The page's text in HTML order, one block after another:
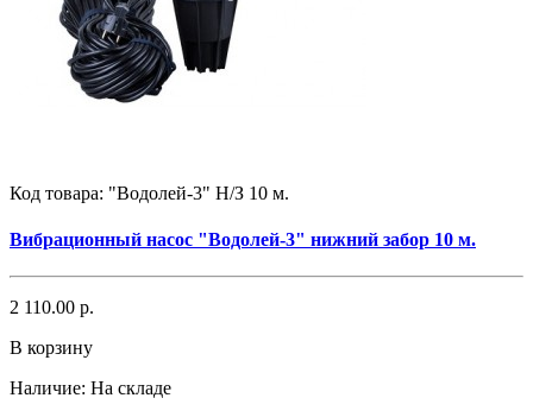
Код товара: "Водолей-3" Н/З 10 м.
Вибрационный насос "Водолей-3" нижний забор 10 м.
2 110.00 р.
В корзину
Наличие: На складе